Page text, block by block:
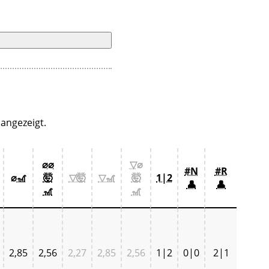
⌀🎢
⌀⌀
🤯
🎢
▽🤯 ▽🎢
▽⌀
🤯
🎢
1|2
#N
👤
#R
👤
2,85 2,56 2,27 2,85 2,56 1|2 0|0 2|1